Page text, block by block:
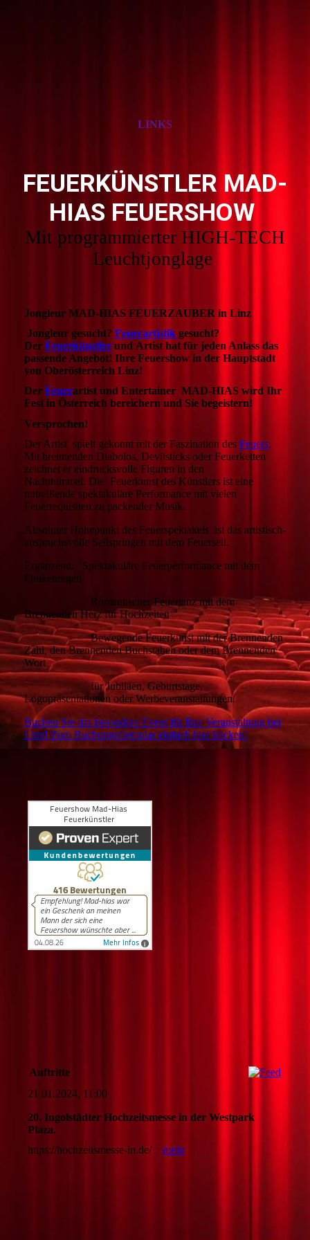
LINKS
FEUERKÜNSTLER MAD-
HIAS FEUERSHOW
Mit programmierter HIGH-TECH
Leuchtjonglage
Jongleur MAD-HIAS FEUERZAUBER in Linz
Jongleur gesucht? Feuerartistik gesucht?
Der Feuerkünstler und Artist hat für jeden Anlass das
passende Angebot! Ihre Feuershow in der Hauptstadt
von Oberösterreich Linz!
Der Feuerartist und Entertainer MAD-HIAS wird Ihr
Fest in Österreich bereichern und Sie begeistern!
Versprochen!
Der Artist spielt gekonnt mit der Faszination des Feuers.
Mit brennenden Diabolos, Devilsticks oder Feuerketten
zeichnet er eindrucksvolle Figuren in den
Nachthimmel. Die Feuerkunst des Künstlers ist eine
mitreißende spektakuläre Performance mit vielen
Feuerrequisiten zu packender Musik.
Absoluter Höhepunkt des Feuerspektakels ist das artistisch-
anspruchsvolle Seilspringen mit dem Feuerseil.
Ergänzend: Spektakuläre Feuerperformance mit dem
Funkenregen
Romantischer Feuertanz mit dem
Brennenden Herz für Hochzeiten
Bewegende Feuerkunst mit der Brennenden
Zahl, den Brennenden Buchstaben oder dem Brennenden
Wort
für Jubiläen, Geburtstage,
Logopräsentationen oder Werbeveranstaltungen.
Buchen Sie das besondere Event für Ihre Veranstaltung bei
Linz! Zum Buchungsformular einfach hier klicken!
Auftritte
21.01.2024, 11:00
20. Ingolstädter Hochzeitsmesse in der Westpark
Plaza.
https://hochzeitsmesse-in.de/ mehr